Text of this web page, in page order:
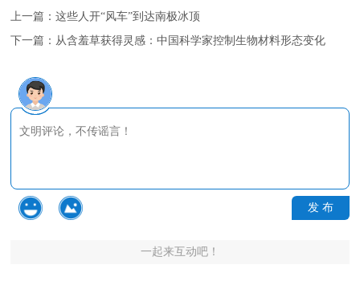
上一篇：这些人开“风车”到达南极冰顶
下一篇： 从含羞草获得灵感：中国科学家控制生物材料形态变化
发 布
一起来互动吧！